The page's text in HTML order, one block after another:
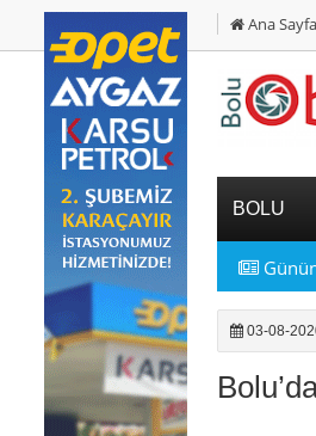
Ana Sayfa
BOLU
03-08-